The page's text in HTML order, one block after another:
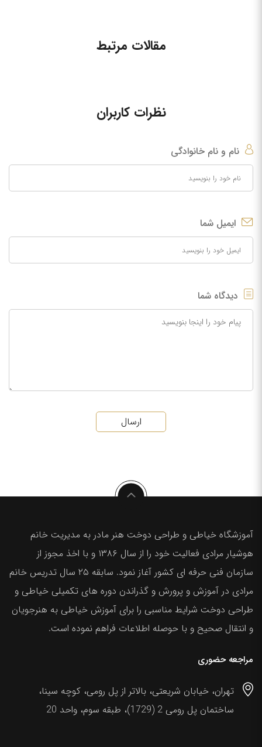
مقالات مرتبط
نظرات کاربران
نام و نام خانوادگی
ایمیل شما
دیدگاه شما
ارسال
آموزشگاه خیاطی و طراحی دوخت هنر مادر به مدیریت خانم
هوشیار مرادی فعالیت خود را از سال ۱۳۸۶ و با اخذ مجوز از
سازمان فنی حرفه ای کشور آغاز نمود. سابقه ۲۵ سال تدریس خانم
مرادی در آموزش و پرورش و گذراندن دوره های تکمیلی خیاطی و
طراحی دوخت شرایط مناسبی را برای آموزش خیاطی به هنرجویان
و انتقال صحیح و با حوصله اطلاعات فراهم نموده است.
مراجعه حضوری
تهران، خیابان شریعتی، بالاتر از پل رومی، کوچه سینا،
ساختمان پل رومی 2 (1729)، طبقه سوم، واحد 20